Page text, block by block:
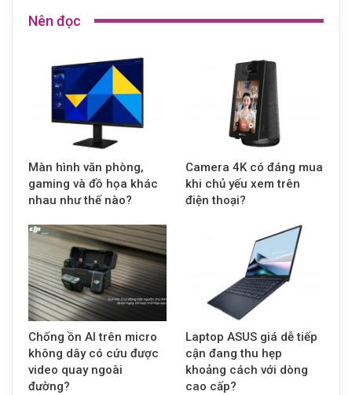
Nên đọc
Màn hình văn phòng,
gaming và đồ họa khác
nhau như thế nào?
Camera 4K có đáng mua
khi chủ yếu xem trên
điện thoại?
Chống ồn AI trên micro
không dây có cứu được
video quay ngoài
đường?
Laptop ASUS giá dễ tiếp
cận đang thu hẹp
khoảng cách với dòng
cao cấp?